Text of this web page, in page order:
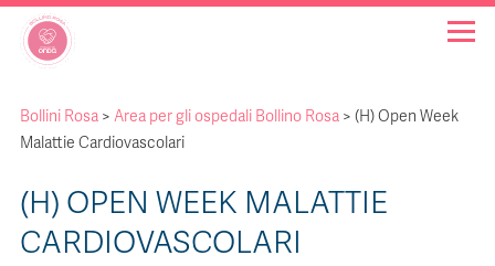
OSPEDALI BOLLINO ROSA
INIZIATIVE
Bollini Rosa > Area per gli ospedali Bollino Rosa > (H) Open Week
Malattie Cardiovascolari
(H) OPEN WEEK MALATTIE
CARDIOVASCOLARI